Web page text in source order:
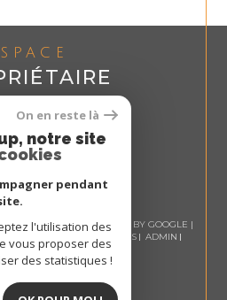
Espace
connecter
| TRADUCTION POWERED BY GOOGLE |
SITE MENTIONS LÉGALES
ADMIN
RGPD COOKIES
On en reste là
notre site
pendant
l'utilisation des
vous proposer des
des statistiques !